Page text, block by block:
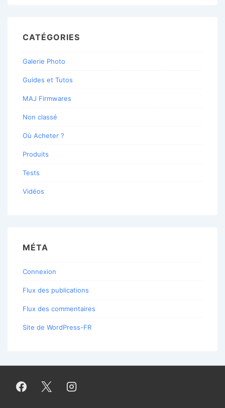
CATÉGORIES
Galerie Photo
Guides et Tutos
MAJ Firmwares
Non classé
Où Acheter ?
Produits
Tests
Vidéos
MÉTA
Connexion
Flux des publications
Flux des commentaires
Site de WordPress-FR